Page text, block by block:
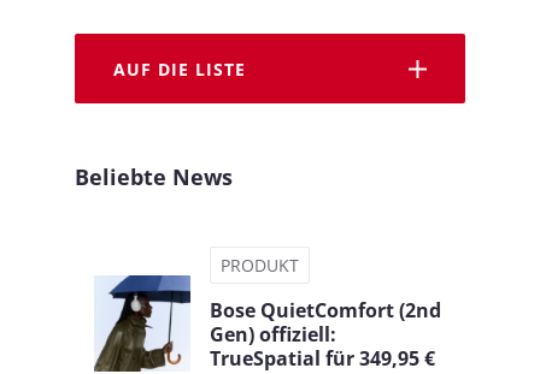
AUF DIE LISTE
Beliebte News
PRODUKT
Bose QuietComfort (2nd
Gen) offiziell:
TrueSpatial für 349,95 €